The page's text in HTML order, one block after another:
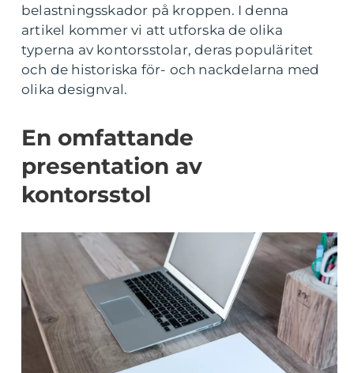
belastningsskador på kroppen. I denna
artikel kommer vi att utforska de olika
typerna av kontorsstolar, deras populäritet
och de historiska för- och nackdelarna med
olika designval.
En omfattande
presentation av
kontorsstol